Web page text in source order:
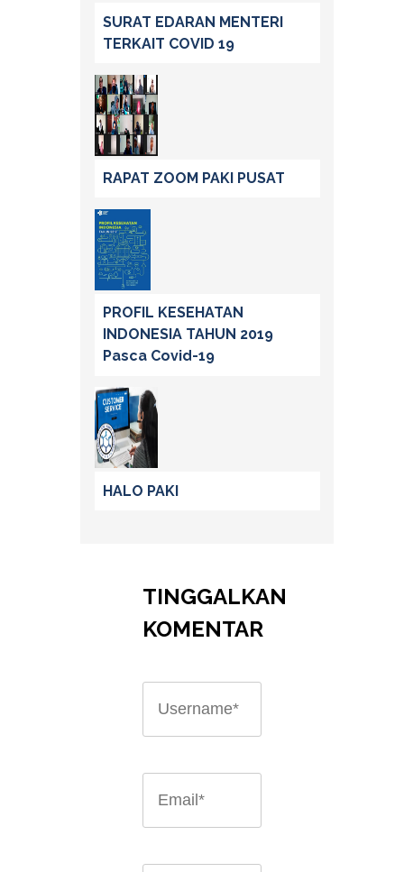
SURAT EDARAN MENTERI
TERKAIT COVID 19
RAPAT ZOOM PAKI PUSAT
PROFIL KESEHATAN
INDONESIA TAHUN 2019
Pasca Covid-19
HALO PAKI
TINGGALKAN
KOMENTAR